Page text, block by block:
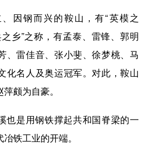
钢而兴的鞍山，有“英模之
之乡”之称，有孟泰、雷锋、郭明
、雷佳音、张小斐、徐梦桃、马
化名人及奥运冠军。对此，鞍山
颇为自豪。
是用钢铁撑起共和国脊梁的一
铁工业的开端。